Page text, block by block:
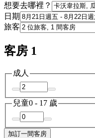
想要去哪裡？
日期
旅客
客房 1
成人
兒童0 - 17 歲
加訂一間客房